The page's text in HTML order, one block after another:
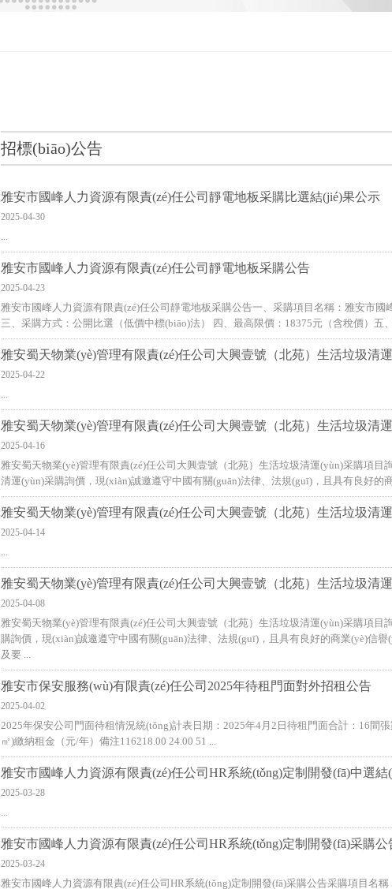
招標(biāo)公告
雅安市國峰人力資源有限責(zé)任公司靜電地板采購比選結(jié)果公示
2025-04-30
...
雅安市國峰人力資源有限責(zé)任公司靜電地板采購公告
2025-04-23
雅安市國峰人力資源有限責(zé)任公司靜電地板采購公告一、采購項目名稱：雅安市國
三、采購方式：公開比選（低價中標(biāo)法） 四、最高限價：18375元（含稅價）
雅安蜀天物業(yè)管理有限責(zé)任公司大興壹號（北苑）生活垃圾清
2025-04-22
...
雅安蜀天物業(yè)管理有限責(zé)任公司大興壹號（北苑）生活垃圾清
2025-04-16
雅安蜀天物業(yè)管理有限責(zé)任公司大興壹號（北苑）生活垃圾清運(yùn)采購項
清運(yùn)采購詢價，現(xiàn)誠邀遵守中國有關(guān)法律、法規(guī)，且具有良好
雅安蜀天物業(yè)管理有限責(zé)任公司大興壹號（北苑）生活垃圾清
2025-04-14
...
雅安蜀天物業(yè)管理有限責(zé)任公司大興壹號（北苑）生活垃圾清
2025-04-08
雅安蜀天物業(yè)管理有限責(zé)任公司大興壹號（北苑）生活垃圾清運(yùn)采購項
購詢價，現(xiàn)誠邀遵守中國有關(guān)法律、法規(guī)，且具有良好的商業(yè)信
及要 ...
雅安市保安服務(wù)有限責(zé)任公司2025年待租門面對外招租公告
2025-04-02
2025年保安公司門面待租情況統(tǒng)計表日期：2025年4月2日待租門面合計：16間
㎡)繳納租金（元/年）備注116218.00 24.00 51 ...
雅安市國峰人力資源有限責(zé)任公司HR系統(tǒng)定制開發(fā)中選結
2025-03-28
...
雅安市國峰人力資源有限責(zé)任公司HR系統(tǒng)定制開發(fā)采購公
2025-03-24
雅安市國峰人力資源有限責(zé)任公司HR系統(tǒng)定制開發(fā)采購公告采購項目名